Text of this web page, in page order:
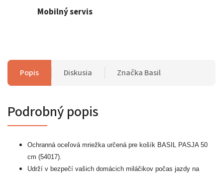
Mobilný servis
Popis Diskusia Značka Basil
Podrobný popis
Ochranná oceľová mriežka určená pre košík BASIL PASJA 50
cm (54017).
Udrží v bezpečí vašich domácich miláčikov počas jazdy na